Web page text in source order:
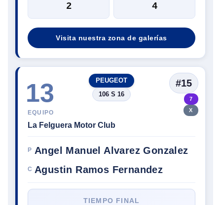
2 4
Visita nuestra zona de galerías
13 #15
7
X
EQUIPO
La Felguera Motor Club
PEUGEOT
106 S 16
P Angel Manuel Alvarez Gonzalez
C Agustin Ramos Fernandez
TIEMPO FINAL